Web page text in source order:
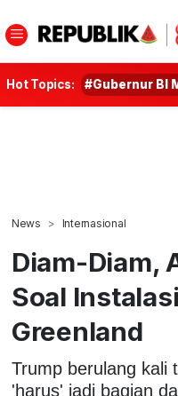
Hot Topics: #Gubernur BI
News Internasional
Diam-Diam,
Soal
Greenland
Trump berulang kali
'harus' jadi bagian